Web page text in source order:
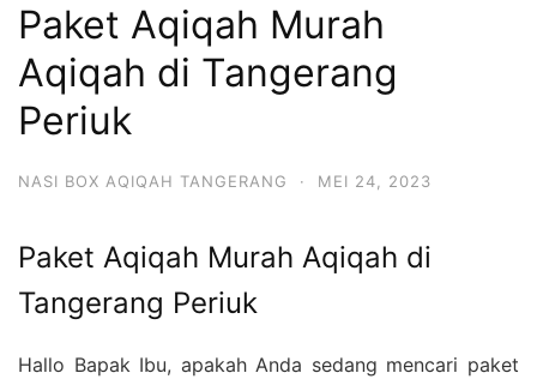
Paket Aqiqah Murah
Aqiqah di Tangerang
Periuk
NASI BOX AQIQAH TANGERANG · MEI 24, 2023
Paket Aqiqah Murah Aqiqah di
Tangerang Periuk
Hallo Bapak Ibu, apakah Anda sedang mencari paket